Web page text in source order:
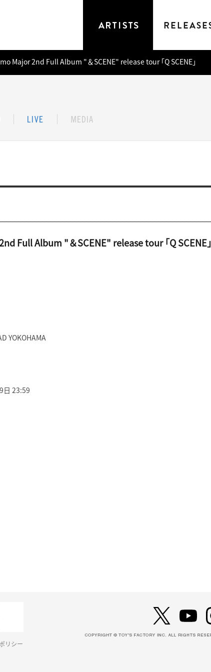
Major 2nd Full Album "＆SCENE" release tour ｢Q SCENE｣
Full Album "＆SCENE" release tour ｢Q SCENE｣
YOKOHAMA
日 23:59
リシー